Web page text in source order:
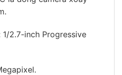
1/2.7-inch Progressive